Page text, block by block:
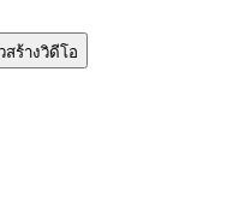
สร้างวิดีโอ